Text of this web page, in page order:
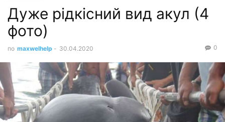
Дуже рідкісний вид акул (4
фото)
по maxwelhelp - 30.04.2020 0